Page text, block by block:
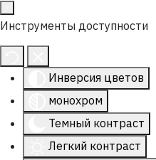
Инструменты доступности
Инверсия цветов
монохром
Темный контраст
Легкий контраст